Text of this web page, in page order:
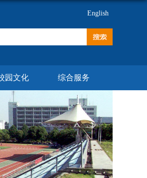
English
园文化 综合服务